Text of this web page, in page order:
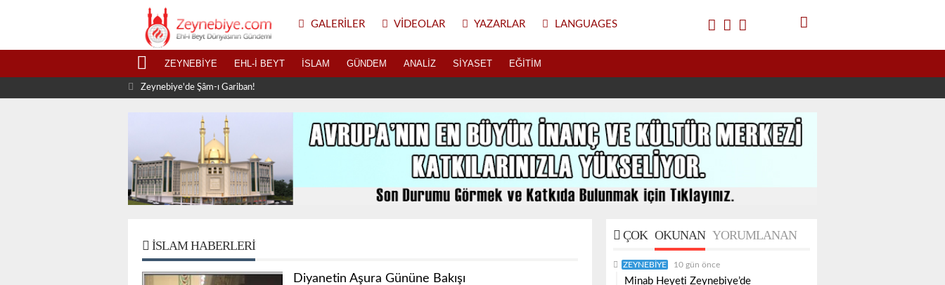
GALERILER VIDEOLAR YAZARLAR LANGUAGES
ZEYNEBIYE EHL-I BEYT İSLAM GÜNDEM ANALIZ SIYASET EĞITIM
Zeynebiye'de Şâm-ı Gariban!
İSLAM HABERLERI
Diyanetin Aşura Gününe Bakışı
ÇOK OKUNAN YORUMLANAN
ZEYNEBIYE 10 gün önce
Minab Heyeti Zeynebiye’de